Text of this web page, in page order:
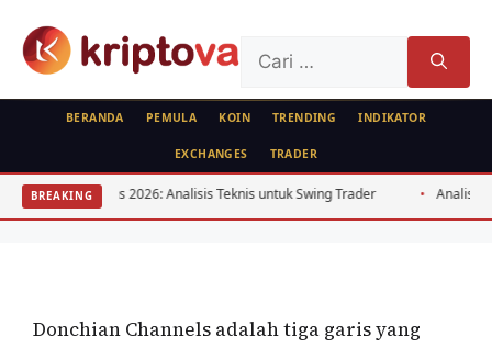
untuk:
BERANDA PEMULA KOIN TRENDING INDIKATOR
EXCHANGES TRADER
BREAKING
Agustus 2026: Analisis Teknis untuk Swing Trader Analisis Arbitrase
RUJUKAN FEATURED ANALISA TEKNIKAL
Donchian Channels
Donchian Channels adalah tiga garis yang